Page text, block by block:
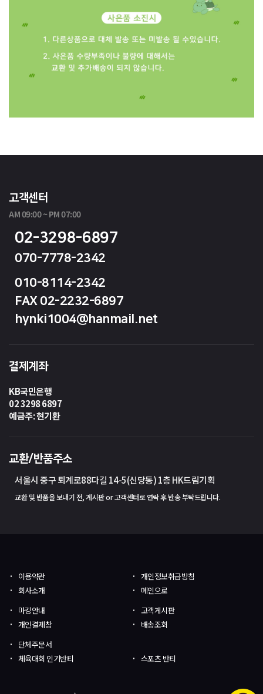
고객센터
AM 09:00 ~ PM 07:00
02-3298-6897
070-7778-2342
010-8114-2342
FAX 02-2232-6897
hynki1004@hanmail.net
결제계좌
KB국민은행
02 3298 6897
예금주: 현기환
교환/반품주소
서울시 중구 퇴계로88다길 14-5(신당동) 1층 HK드림기획
교환 및 반품을 보내기 전, 게시판 or 고객센터로 연락 후 반송 부탁드립니다.
이용약관
개인정보취급방침
회사소개
메인으로
마킹안내
고객게시판
개인결제창
배송조회
단체주문서
체육대회 인기반티
스포츠 반티